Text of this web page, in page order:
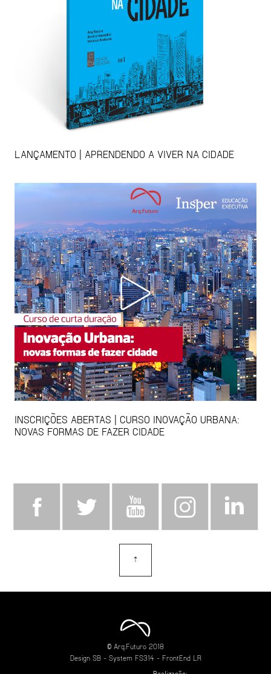
LANÇAMENTO | APRENDENDO A VIVER NA CIDADE
INSCRIÇÕES ABERTAS | CURSO INOVAÇÃO URBANA:
NOVAS FORMAS DE FAZER CIDADE
⇡
© Arq.Futuro 2018
Design SB- System FS314 - FrontEnd LR